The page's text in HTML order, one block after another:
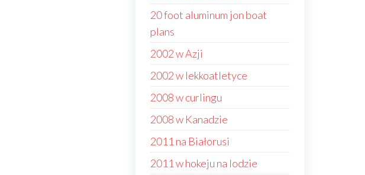
20 foot aluminum jon boat
plans
2002 w Azji
2002 w lekkoatletyce
2008 w curlingu
2008 w Kanadzie
2011 na Białorusi
2011 w hokeju na lodzie